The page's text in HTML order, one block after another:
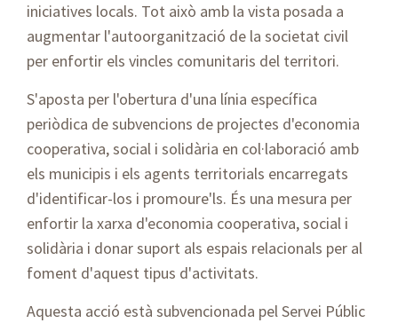
iniciatives locals. Tot això amb la vista posada a
augmentar l'autoorganització de la societat civil
per enfortir els vincles comunitaris del territori.
S'aposta per l'obertura d'una línia específica
periòdica de subvencions de projectes d'economia
cooperativa, social i solidària en col·laboració amb
els municipis i els agents territorials encarregats
d'identificar-los i promoure'ls. És una mesura per
enfortir la xarxa d'economia cooperativa, social i
solidària i donar suport als espais relacionals per al
foment d'aquest tipus d'activitats.
Aquesta acció està subvencionada pel Servei Públic